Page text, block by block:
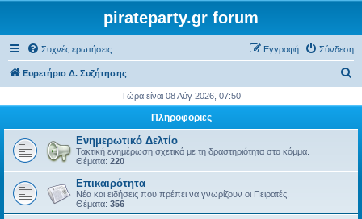
pirateparty.gr forum
Συχνές ερωτήσεις Σύνδεση
Εγγραφή
Ευρετήριο Δ. Συζήτησης
ζ
τ
Τώρα είναι 08 Αύγ 2026, 07:50
Πληροφοριες
Ενημερωτικό Δελτίο
Τακτική ενημέρωση σχετικά με τη δραστηριότητα στο κόμμα.
Θέματα: 220
Επικαιρότητα
Νέα και ειδήσεις που πρέπει να γνωρίζουν οι Πειρατές.
Θέματα: 356